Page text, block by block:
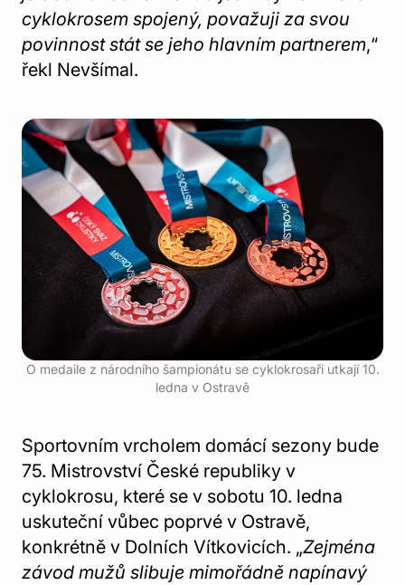
cyklokrosem spojený, považuji za svou
povinnost stát se jeho hlavním partnerem,“
řekl Nevšímal.
O medaile z národního šampionátu se cyklokrosaři utkají 10.
ledna v Ostravě
Sportovním vrcholem domácí sezony bude
75. Mistrovství České republiky v
cyklokrosu, které se v sobotu 10. ledna
uskuteční vůbec poprvé v Ostravě,
konkrétně v Dolních Vítkovicích. „Zejména
závod mužů slibuje mimořádně napínavý